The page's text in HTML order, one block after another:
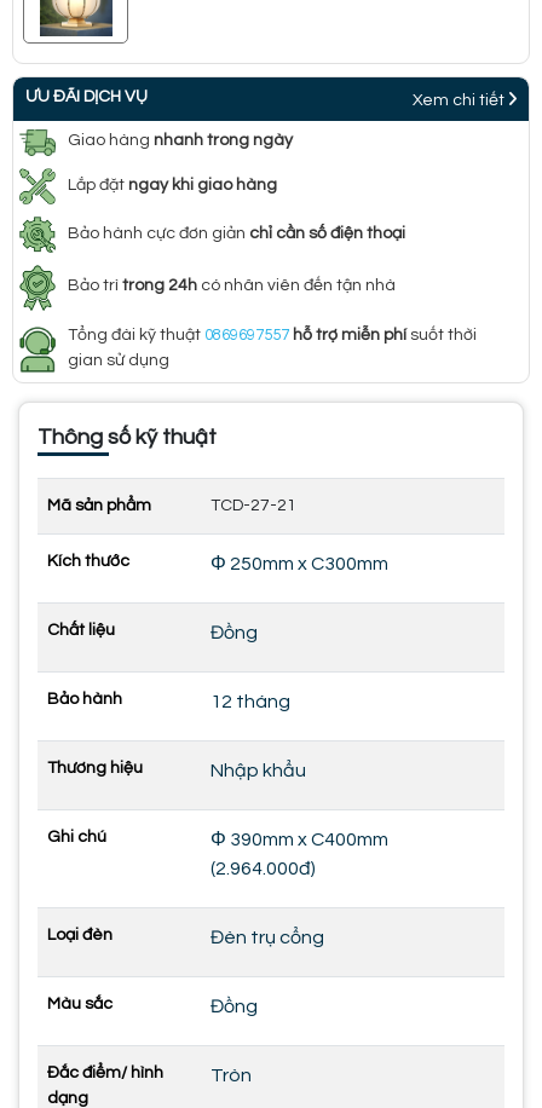
ƯU ĐÃI DỊCH VỤ Xem chi tiết
Giao hàng nhanh trong ngày
Lắp đặt ngay khi giao hàng
Bảo hành cực đơn giản chỉ cần số điện thoại
Bảo trì trong 24h có nhân viên đến tận nhà
Tổng đài kỹ thuật 0869697557 hỗ trợ miễn phísuốt thời
gian sử dụng
Thông số kỹ thuật
Mã sản phẩm TCD-27-21
Kích thước Φ 250mm x C300mm
Chất liệu Đồng
Bảo hành 12 tháng
Thương hiệu Nhập khẩu
Ghi chú
Φ 390mm x C400mm
(2.964.000đ)
Loại đèn Đèn trụ cổng
Màu sắc Đồng
Đắc điểm/ hình
dạng
Tròn